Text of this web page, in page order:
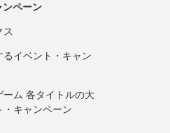
ンペーン
ス
るイベント・キャン
ーム 各タイトルの大
・キャンペーン